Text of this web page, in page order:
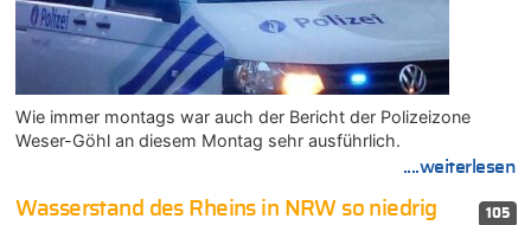
Wie immer montags war auch der Bericht der Polizeizone
Weser-Göhl an diesem Montag sehr ausführlich.
....weiterlesen
105
Wasserstand des Rheins in NRW so niedrig